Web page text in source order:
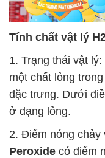
Tính chất vật lý
1. Trạng thái vật lý:
một chất lỏng
đặc trưng. Dưới
ở dạng lỏng.
2. Điểm nóng chảy
Peroxide có điểm